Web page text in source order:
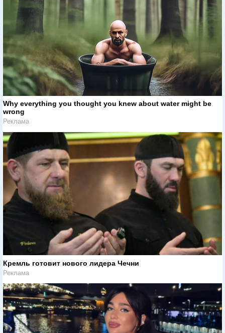
Why everything you thought you knew about water might be
wrong
Реклама
Кремль готовит нового лидера Чечни
Реклама